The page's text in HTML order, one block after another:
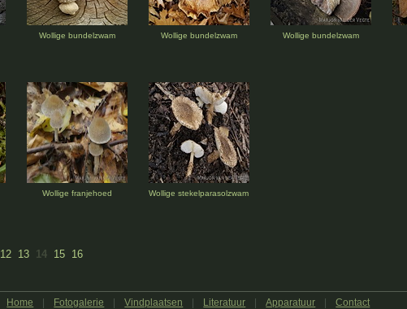
Wollige bundelzwam Wollige bundelzwam Wollige bundelzwam
Wollige franjehoed Wollige stekelparasolzwam
12 13 14 15 16
Home Fotogalerie Vindplaatsen Literatuur Apparatuur Contact